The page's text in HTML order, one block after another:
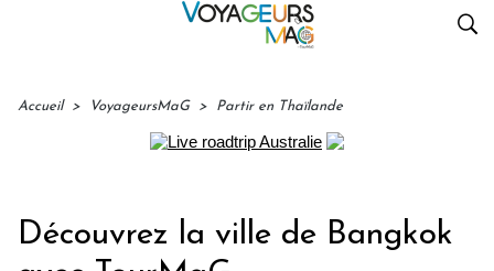
Accueil > VoyageursMaG > Partir en Thaïlande
Découvrez la ville de Bangkok